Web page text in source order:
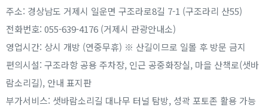
주소: 경상남도 거제시 일운면 구조라로8길 7-1 (구조라리 산55)
전화번호: 055-639-4176 (거제시 관광안내소)
영업시간: 상시 개방 (연중무휴) ※ 산길이므로 일몰 후 방문 금지
편의시설: 구조라항 공용 주차장, 인근 공중화장실, 마을 산책로(샛바
람소리길), 안내 표지판
부가서비스: 샛바람소리길 대나무 터널 탐방, 성곽 포토존 활용 가능